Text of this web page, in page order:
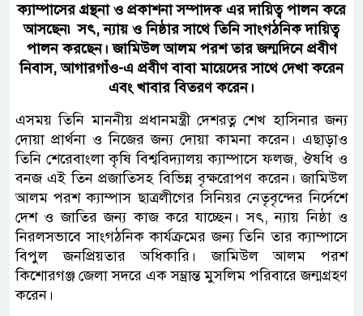
ক্যাম্পাসের গ্রন্থনা ও প্রকাশনা সম্পাদক এর দায়িত্ব পালন করে
আসছেন৷ সৎ, ন্যায় ও নিষ্ঠার সাথে তিনি সাংগঠনিক দায়িত্ব
পালন করছেন। জামিউল আলম পরশ তার জন্মদিনে প্রবীণ
নিবাস, আগারগাঁও-এ প্রবীণ বাবা মায়েদের সাথে দেখা করেন
এবং খাবার বিতরণ করেন।
এসময় তিনি মাননীয় প্রধানমন্ত্রী দেশরত্ন শেখ হাসিনার জন্য
দোয়া প্রার্থনা ও নিজের জন্য দোয়া কামনা করেন। এছাড়াও
তিনি শেরেবাংলা কৃষি বিশ্ববিদ্যালয় ক্যাম্পাসে ফলজ, ঔষধি ও
বনজ এই তিন প্রজাতিসহ বিভিন্ন বৃক্ষরোপণ করেন। জামিউল
আলম পরশ ক্যাম্পাস ছাত্রলীগের সিনিয়র নেতৃবৃন্দের নির্দেশে
দেশ ও জাতির জন্য কাজ করে যাচ্ছেন। সৎ, ন্যায় নিষ্ঠা ও
নিরলসভাবে সাংগঠনিক কার্যক্রমের জন্য তিনি তার ক্যাম্পাসে
বিপুল জনপ্রিয়তার অধিকারি। জামিউল আলম পরশ
কিশোরগঞ্জ জেলা সদরে এক সম্ভ্রান্ত মুসলিম পরিবারে জন্মগ্রহণ
করেন।